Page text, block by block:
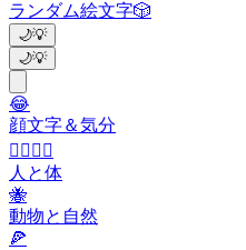
ランダム絵文字🎲
🌙💡
🌙💡
😂
顔文字＆気分
👩‍❤️‍💋‍👨
人と体
🐝
動物と自然
🍕